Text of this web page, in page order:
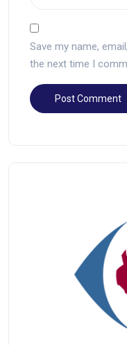
Save my name,
the next time I